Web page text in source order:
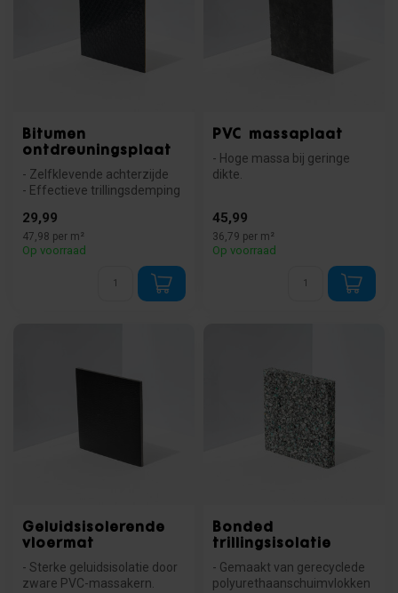
Bitumen
ontdreuningsplaat
- Zelfklevende achterzijde
- Effectieve trillingsdemping
29,99
47,98 per m²
Op voorraad
PVC massaplaat
- Hoge massa bij geringe
dikte.
- Eenvoudig z...
45,99
36,79 per m²
Op voorraad
Geluidsisolerende
vloermat
- Sterke geluidsisolatie door
zware PVC-massakern.
Bonded
trillingsisolatie
- Gemaakt van gerecyclede
polyurethaanschuimvlokken